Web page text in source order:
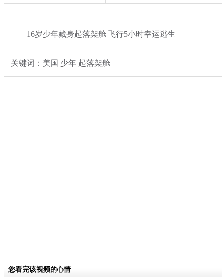
16岁少年藏身起落架舱 飞行5小时幸运逃生
关键词：美国 少年 起落架舱
您看完该视频的心情